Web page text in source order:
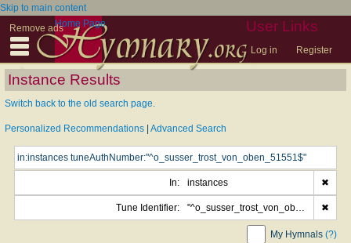
Skip to main content
Remove ads
User Links
Log in Register
Home Page
Instance Results
Switch back to the old search page.
Personalized Recommendations Advanced Search
In: instances ✖
Tune Identifier: "^o_susser_trost_von_oben_51551$" ✖
My Hymnals (?)